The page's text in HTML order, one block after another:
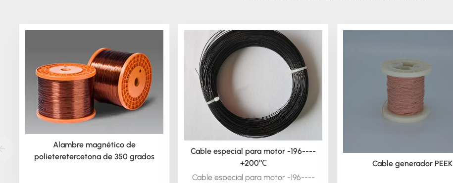
Alambre magnético de
polieteretercetona de 350 grados
Cable especial para motor -196----
+200℃
Cable especial para motor -196----
Cable generador PEEK